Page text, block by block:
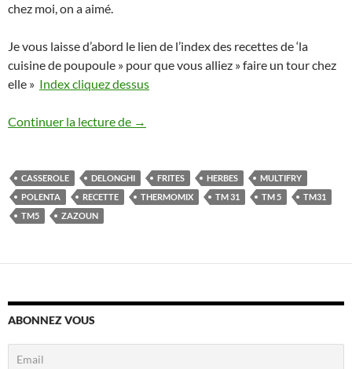
chez moi, on a aimé.
Je vous laisse d’abord le lien de l’index des recettes de ‘la
cuisine de poupoule » pour que vous alliez » faire un tour chez
elle » Index cliquez dessus
Continuer la lecture de Frites de polenta aux herbes de
→
CASSEROLE DELONGHI FRITES HERBES
MULTIFRY
POLENTA
RECETTE THERMOMIX TM 31 TM 5
TM31
TM5
ZAZOUN
ABONNEZ VOUS